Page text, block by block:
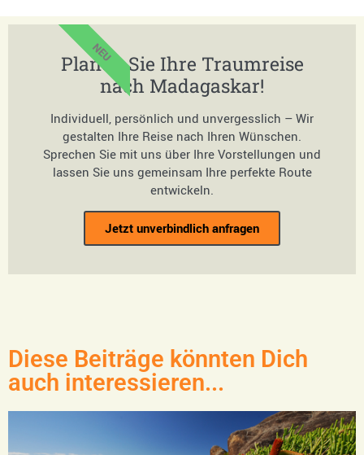
Planen Sie Ihre Traumreise
nach Madagaskar!
Individuell, persönlich und unvergesslich – Wir
gestalten Ihre Reise nach Ihren Wünschen.
Sprechen Sie mit uns über Ihre Vorstellungen und
lassen Sie uns gemeinsam Ihre perfekte Route
entwickeln.
Jetzt unverbindlich anfragen
NEU
Diese Beiträge könnten Dich
auch interessieren...